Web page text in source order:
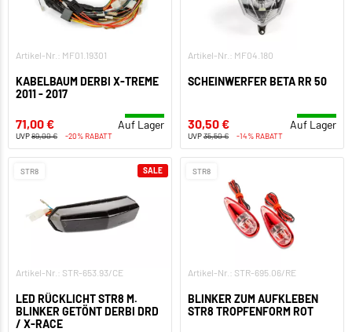
Artikel-Nr.: MF01.19301
KABELBAUM DERBI X-TREME
2011 - 2017
71,00 € Auf Lager
UVP89,00 € -20% RABATT
Artikel-Nr.: MF04.180
SCHEINWERFER BETA RR 50
30,50 € Auf Lager
UVP35,50 € -14% RABATT
STR8
Artikel-Nr.: STR-653.93/CE
LED RÜCKLICHT STR8 M.
BLINKER GETÖNT DERBI DRD
/ X-RACE
SALE STR8
Artikel-Nr.: STR-695.06/RE
BLINKER ZUM AUFKLEBEN
STR8 TROPFENFORM ROT